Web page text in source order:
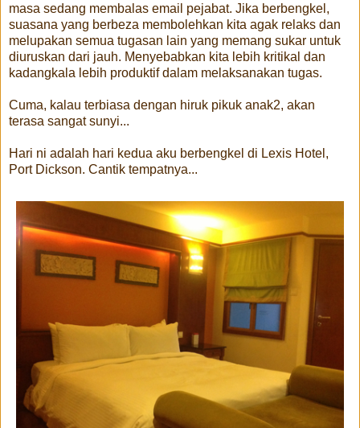
masa sedang membalas email pejabat. Jika berbengkel,
suasana yang berbeza membolehkan kita agak relaks dan
melupakan semua tugasan lain yang memang sukar untuk
diuruskan dari jauh. Menyebabkan kita lebih kritikal dan
kadangkala lebih produktif dalam melaksanakan tugas.
Cuma, kalau terbiasa dengan hiruk pikuk anak2, akan
terasa sangat sunyi...
Hari ni adalah hari kedua aku berbengkel di Lexis Hotel,
Port Dickson. Cantik tempatnya...